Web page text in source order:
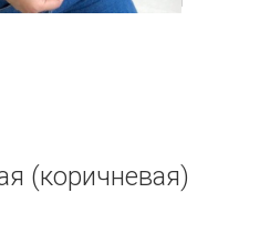
(коричневая)